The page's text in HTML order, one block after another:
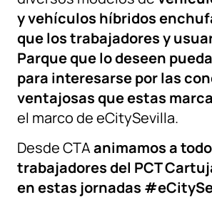
y vehículos híbridos
que los trabajadores y
Parque que lo deseen
para interesarse por las
ventajosas que estas
el marco de eCitySevilla.
Desde CTAanimamos a
trabajadores del PCT
en estas jornadas